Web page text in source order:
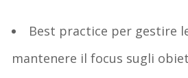
Best practice per gestire
mantenere il focus sugli